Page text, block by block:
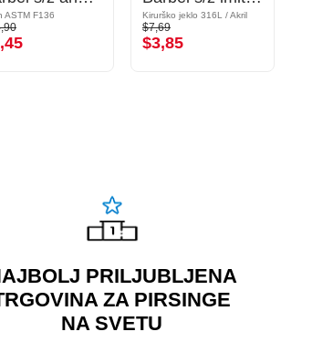
ASTM F136 Kirurško jeklo 316L / Akril
$7,69
$3,85
PRILJUBLJENA
ZA PIRSINGE
NA SVETU